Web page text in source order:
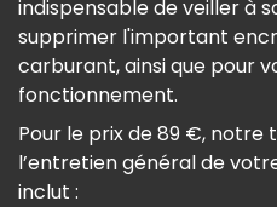
indispensable de veiller à
supprimer l'important
carburant, ainsi que pour
fonctionnement.
Pour le prix de 89 €,
l’entretien général de
inclut :